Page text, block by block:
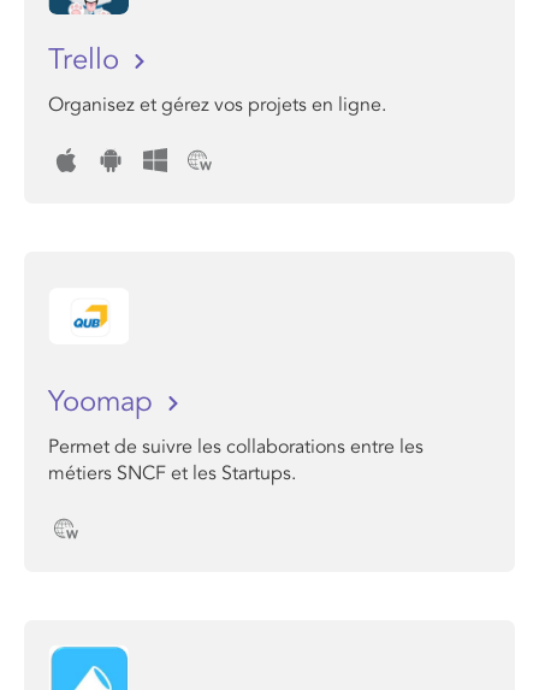
Trello
Organisez et gérez vos projets en ligne.
Yoomap
Permet de suivre les collaborations entre les
métiers SNCF et les Startups.